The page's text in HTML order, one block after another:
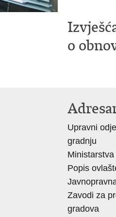
o
Upravni
gradnju
Popis
Zavodi za
gradova